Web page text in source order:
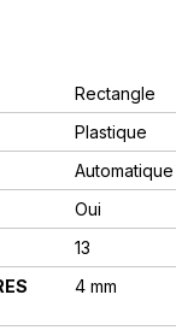
Rectangle
Plastique
automatique
Oui
13
4 mm